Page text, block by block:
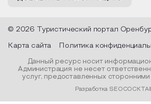
© 2026 Туристический портал
Карта сайта Политика
Данный ресурс носит
Администрация не несет
услуг, предоставленных
Разработка